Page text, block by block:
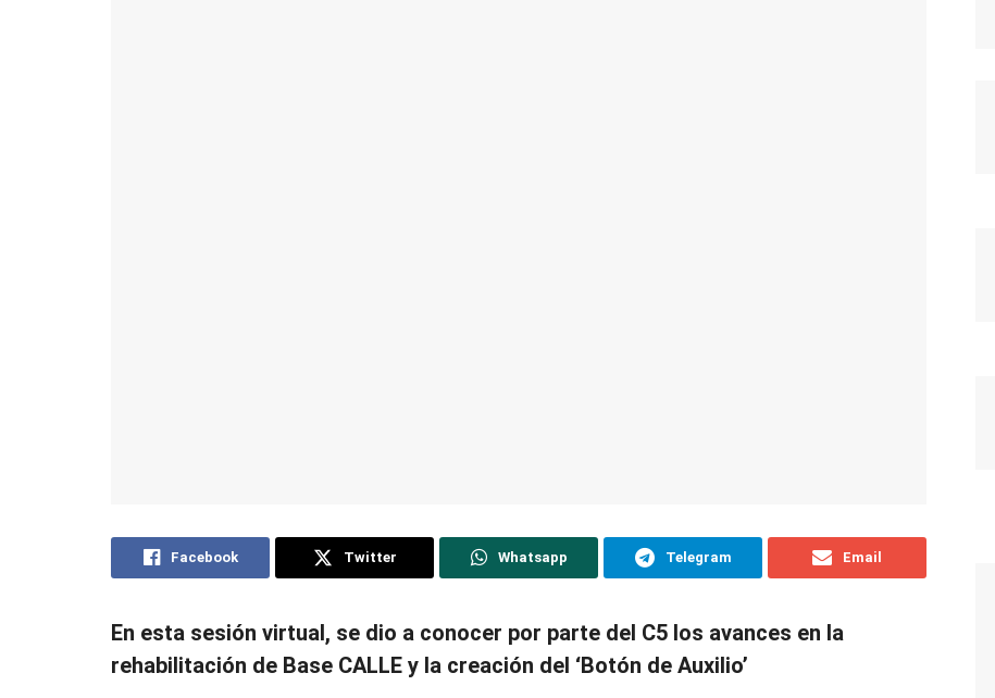
Facebook Twitter Whatsapp Telegram Email
En esta sesión virtual, se dio a conocer por parte del C5 los avances en la
rehabilitación de Base CALLE y la creación del ‘Botón de Auxilio’